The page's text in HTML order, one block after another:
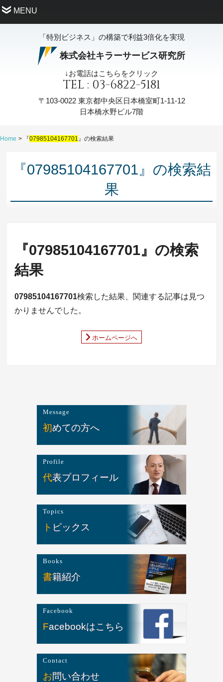
MENU
「特別ビジネス」の構築で利益3倍化を実現
株式会社キラーサービス研究所
↓お電話はこちらをクリック
TEL : 03-6822-5181
〒103-0022東京都中央区日本橋室町1-11-12
日本橋水野ビル7階
Home 『07985104167701』の検索結果
『07985104167701』の検索結
果
『07985104167701』の検索
結果
07985104167701検索した結果、関連する記事は見つ
かりませんでした。
ホームページへ
Message
初めての方へ
Profile
代表プロフィール
Topics
トピックス
Books
書籍紹介
Facebook
Facebookはこちら
Contact
お問い合わせ